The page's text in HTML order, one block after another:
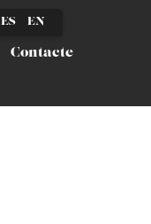
Contacte
ES EN